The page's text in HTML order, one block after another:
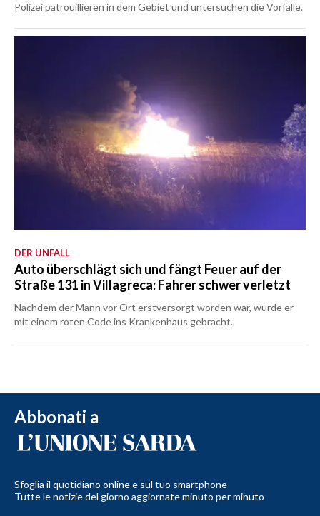
Polizei patrouillieren in dem Gebiet und untersuchen die Vorfälle.
DER UNFALL
Auto überschlägt sich und fängt Feuer auf der
Straße 131 in Villagreca: Fahrer schwer verletzt
Nachdem der Mann vor Ort erstversorgt worden war, wurde er
mit einem roten Code ins Krankenhaus gebracht.
Abbonati a
Sfoglia il quotidiano online e sul tuo smartphone
Tutte le notizie del giorno aggiornate minuto per minuto